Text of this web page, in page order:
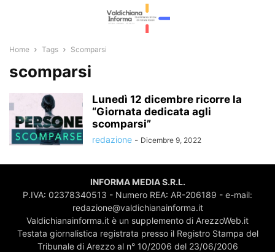
Home Tags Scomparsi
scomparsi
Lunedì 12 dicembre ricorre la
“Giornata dedicata agli
scomparsi”
redazione - Dicembre 9, 2022
INFORMA MEDIA S.R.L.
P.IVA: 02378340513 - Numero REA: AR-206189 - e-mail:
redazione@valdichianainforma.it
Valdichianainforma.it è un supplemento di ArezzoWeb.it
Testata giornalistica registrata presso il Registro Stampa del
Tribunale di Arezzo al n° 10/2006 del 23/06/2006